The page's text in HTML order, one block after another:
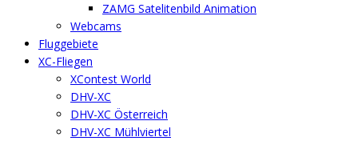
ZAMG Satelitenbild Animation
Webcams
Fluggebiete
XC-Fliegen
XContest World
DHV-XC
DHV-XC Österreich
DHV-XC Mühlviertel